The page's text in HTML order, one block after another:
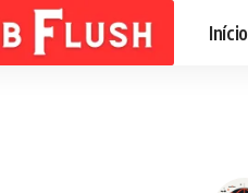
Início